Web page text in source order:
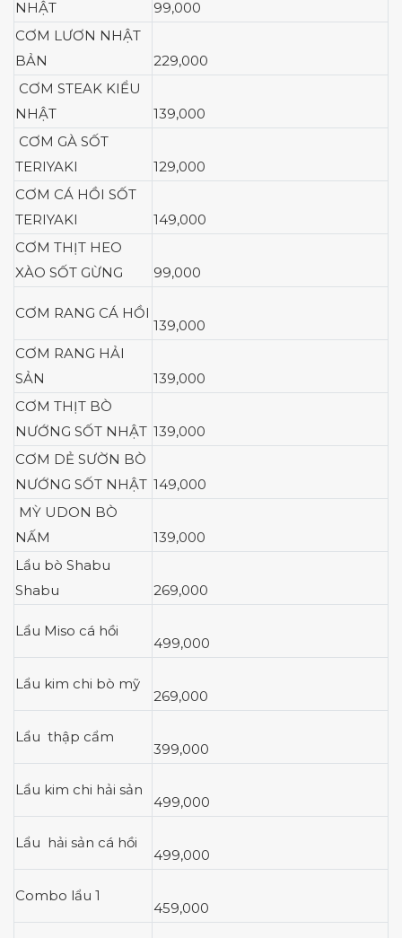
NHẬT
99,000
CƠM LƯƠN NHẬT
BẢN
229,000
CƠM STEAK KIỂU
NHẬT
139,000
CƠM GÀ SỐT
TERIYAKI
129,000
CƠM CÁ HỒI SỐT
TERIYAKI
149,000
CƠM THỊT HEO
XÀO SỐT GỪNG
99,000
CƠM RANG CÁ HỒI
139,000
CƠM RANG HẢI
SẢN
139,000
CƠM THỊT BÒ
NƯỚNG SỐT NHẬT 139,000
CƠM DẺ SƯỜN BÒ
NƯỚNG SỐT NHẬT 149,000
MỲ UDON BÒ
NẤM
139,000
Lẩu bò Shabu
Shabu
269,000
Lẩu Miso cá hồi
499,000
Lẩu kim chi bò mỹ
269,000
Lẩu thập cẩm
399,000
Lẩu kim chi hải sản
499,000
Lẩu hải sản cá hồi
499,000
Combo lẩu 1
459,000